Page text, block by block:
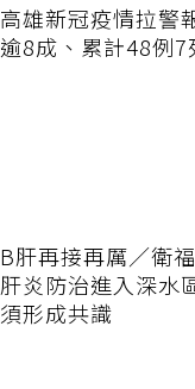
高雄新冠疫情拉警
逾8成、累計48例7
B肝再接再厲／衛
肝炎防治進入深
須形成共識